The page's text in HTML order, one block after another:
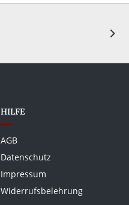
HILFE
AGB
Datenschutz
Impressum
Widerrufsbelehrung